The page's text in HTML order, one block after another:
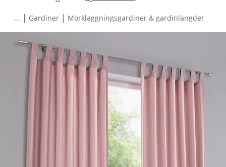
... | Gardiner | Mörkläggningsgardiner & gardinlängder